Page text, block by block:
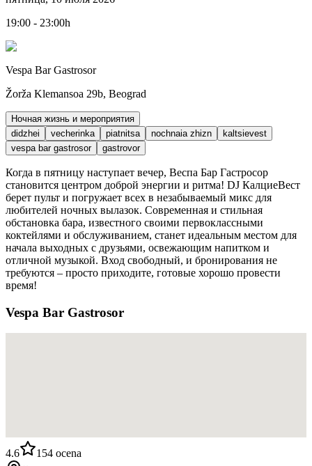
19:00 - 23:00h
Vespa Bar Gastrosor
Žorža Klemansoa 29b, Beograd
Ночная жизнь и мероприятия
didzhei
vecherinka piatnitsa nochnaia zhizn
kaltsievest
vespa bar gastrosor
gastrovor
Когда в пятницу наступает вечер, Веспа Бар Гастросор
становится центром доброй энергии и ритма! DJ КалциеВест
берет пульт и погружает всех в незабываемый микс для
любителей ночных вылазок. Современная и стильная
обстановка бара, известного своими первоклассными
коктейлями и обслуживанием, станет идеальным местом для
начала выходных с друзьями, освежающим напитком и
отличной музыкой. Вход свободный, и бронирования не
требуются – просто приходите, готовые хорошо провести
время!
Vespa Bar Gastrosor
4.6 154 ocena